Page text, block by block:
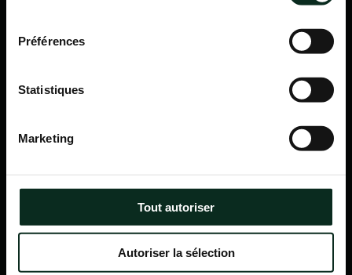
Préférences
Statistiques
Marketing
Tout autoriser
Autoriser la sélection
P.F.C.A Pompes Funèbres des Communes Associées
Itinéraire
Navigation
Qui sommes-nous ?